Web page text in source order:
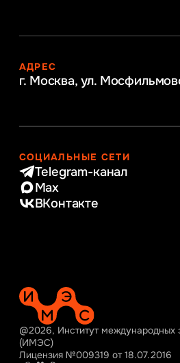
АДРЕС
г. Москва, ул.
СОЦИАЛЬНЫЕ СЕТИ
Telegram-канал
Max
ВКонтакте
@2026, Институт международных
(ИМЭС)
Лицензия №009319 от 18.07.2016